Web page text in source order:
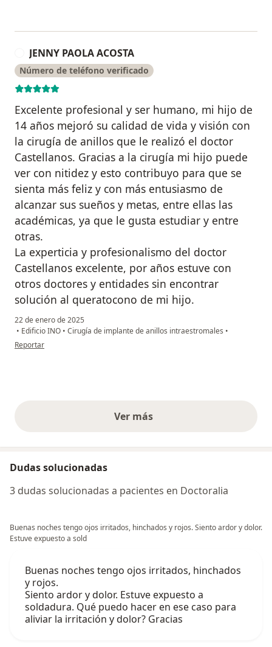
JENNY PAOLA ACOSTA
Número de teléfono verificado
Excelente profesional y ser humano, mi hijo de
14 años mejoró su calidad de vida y visión con
la cirugía de anillos que le realizó el doctor
Castellanos. Gracias a la cirugía mi hijo puede
ver con nitidez y esto contribuyo para que se
sienta más feliz y con más entusiasmo de
alcanzar sus sueños y metas, entre ellas las
académicas, ya que le gusta estudiar y entre
otras.
La experticia y profesionalismo del doctor
Castellanos excelente, por años estuve con
otros doctores y entidades sin encontrar
solución al queratocono de mi hijo.
22 de enero de 2025
• Edificio INO • Cirugía de implante de anillos intraestromales •
en opinión del usuario JENNY PAOLA ACOSTA
Reportar
Ver másopiniones anteriores
Dudas solucionadas
3 dudas solucionadas a pacientes en Doctoralia
Buenas noches tengo ojos irritados, hinchados y rojos. Siento ardor y dolor.
Estuve expuesto a sold
Buenas noches tengo ojos irritados, hinchados
y rojos.
Siento ardor y dolor. Estuve expuesto a
soldadura. Qué puedo hacer en ese caso para
aliviar la irritación y dolor? Gracias